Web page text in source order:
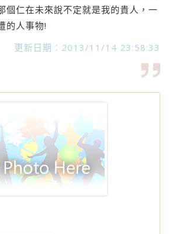
個仁在未來說不定就是我的貴人，一
的人事物!
更新日期：2013/11/14 23:58:33